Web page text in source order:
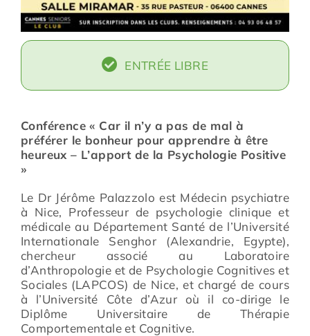
ENTRÉE LIBRE
Conférence « Car il n’y a pas de mal à
préférer le bonheur pour apprendre à être
heureux – L’apport de la Psychologie Positive
»
Le Dr Jérôme Palazzolo est Médecin psychiatre
à Nice, Professeur de psychologie clinique et
médicale au Département Santé de l’Université
Internationale Senghor (Alexandrie, Egypte),
chercheur associé au Laboratoire
d’Anthropologie et de Psychologie Cognitives et
Sociales (LAPCOS) de Nice, et chargé de cours
à l’Université Côte d’Azur où il co-dirige le
Diplôme Universitaire de Thérapie
Comportementale et Cognitive.